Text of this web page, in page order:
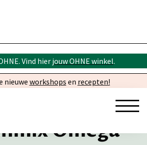
Vind hier jouw OHNE winkel.
nieuweworkshops en recepten!
Omega